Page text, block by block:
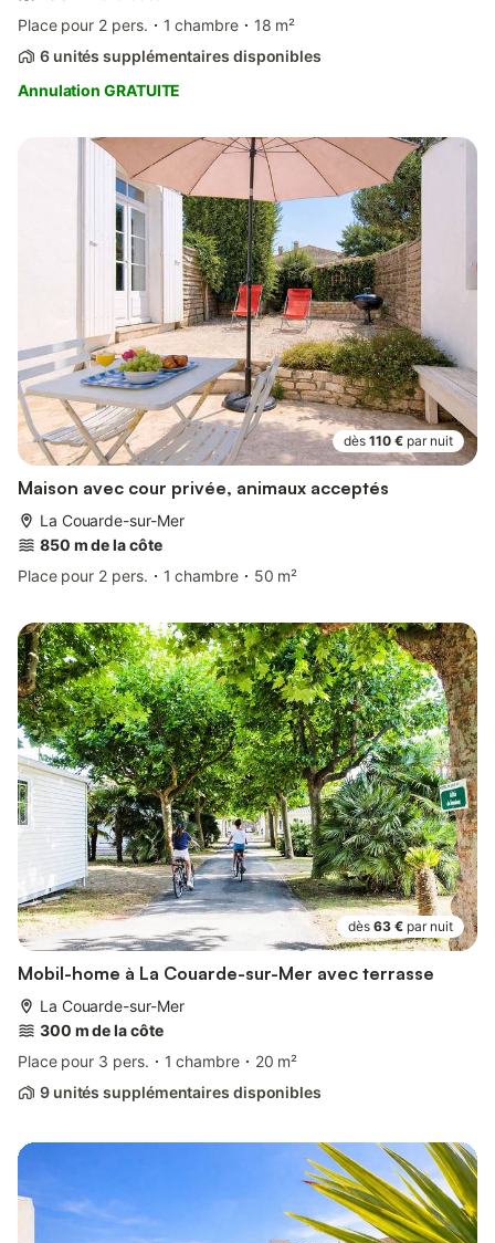
Place pour 2 pers.
1 chambre
18 m²
6 unités supplémentaires disponibles
Annulation GRATUITE
dès 110 € par nuit
Maison avec cour privée, animaux acceptés
La Couarde-sur-Mer
850 m de la côte
Place pour 2 pers.
1 chambre 50 m²
dès 63 € par nuit
Mobil-home à La Couarde-sur-Mer avec terrasse
La Couarde-sur-Mer
300 m de la côte
Place pour 3 pers.
1 chambre
20 m²
9 unités supplémentaires disponibles